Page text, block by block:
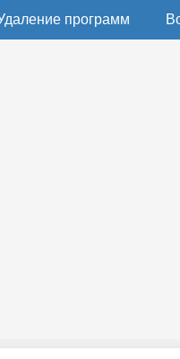
программ